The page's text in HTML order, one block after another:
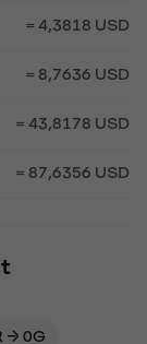
= 4,3818 USD
= 8,7636 USD
= 43,8178 USD
= 87,6356 USD
→ 0G